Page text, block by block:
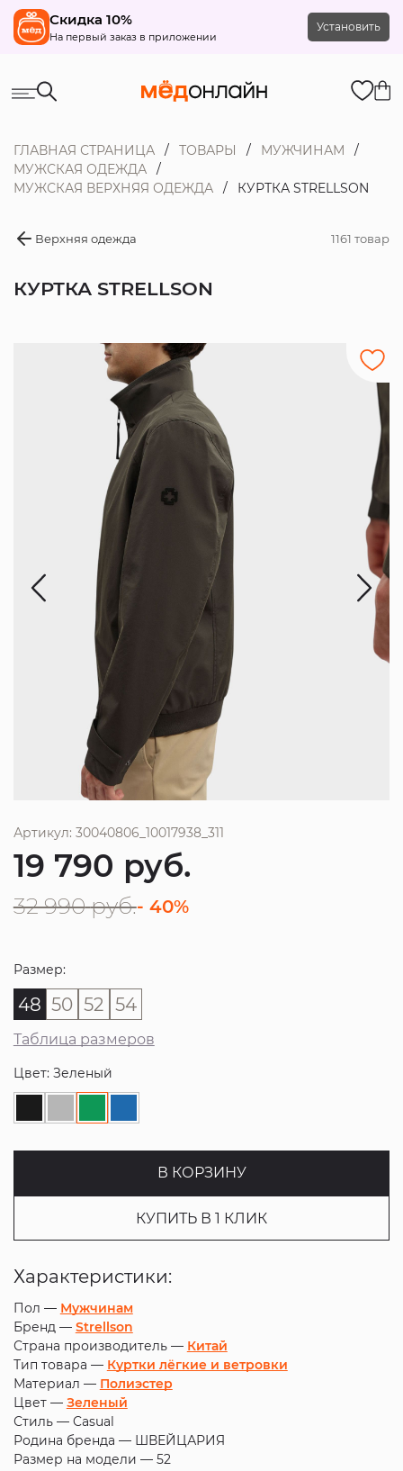
Скидка 10%
На первый заказ в приложении
Установить
ГЛАВНАЯ СТРАНИЦА ТОВАРЫ
МУЖЧИНАМ
МУЖСКАЯ ОДЕЖДА
МУЖСКАЯ ВЕРХНЯЯ ОДЕЖДА
КУРТКА STRELLSON
Верхняя одежда 1161 товар
КУРТКА STRELLSON
Артикул: 30040806_10017938_311
19 790 руб.
32 990 руб.- 40%
Размер:
48 50 52 54
Таблица размеров
Цвет: Зеленый
В КОРЗИНУ
КУПИТЬ В 1 КЛИК
Характеристики:
Пол — Мужчинам
Бренд — Strellson
Страна производитель — Китай
Тип товара — Куртки лёгкие и ветровки
Материал — Полиэстер
Цвет — Зеленый
Стиль — Casual
Родина бренда — ШВЕЙЦАРИЯ
Размер на модели — 52